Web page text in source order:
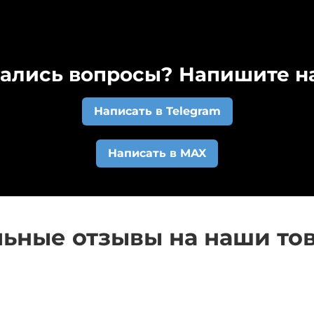
и оформите заказ. Счет автоматически
вопросы? Напишите
Написать в Telegram
Написать в MAX
отзывы на наши